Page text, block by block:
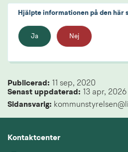
Hjälpte informationen på den här
Ja Nej
Publicerad:
11 sep, 2020
Senast uppdaterad:
13 apr, 2026
Sidansvarig:
Kontaktcenter